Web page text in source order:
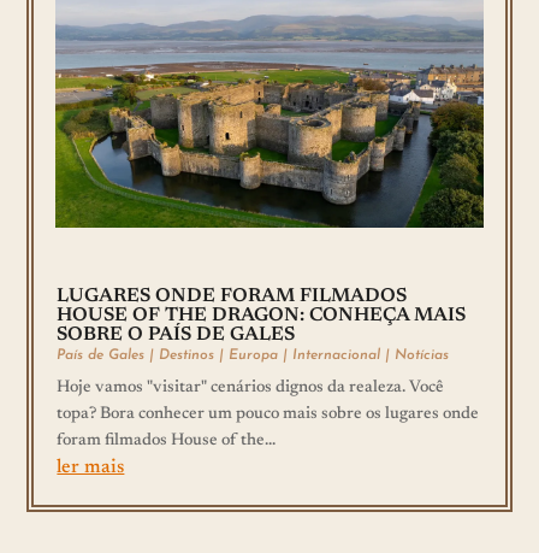
LUGARES ONDE FORAM FILMADOS
HOUSE OF THE DRAGON: CONHEÇA MAIS
SOBRE O PAÍS DE GALES
País de Gales | Destinos | Europa | Internacional | Notícias
Hoje vamos "visitar" cenários dignos da realeza. Você
topa? Bora conhecer um pouco mais sobre os lugares onde
foram filmados House of the...
ler mais